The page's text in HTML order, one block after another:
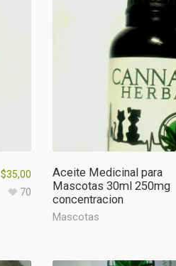
$35,00
70
Aceite Medicinal para
Mascotas 30ml 250mg
concentracion
Mascotas